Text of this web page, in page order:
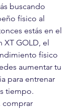
buscando
físico al
estás en el
XT GOLD, el
físico
aumentar tu
para entrenar
tiempo.
comprar